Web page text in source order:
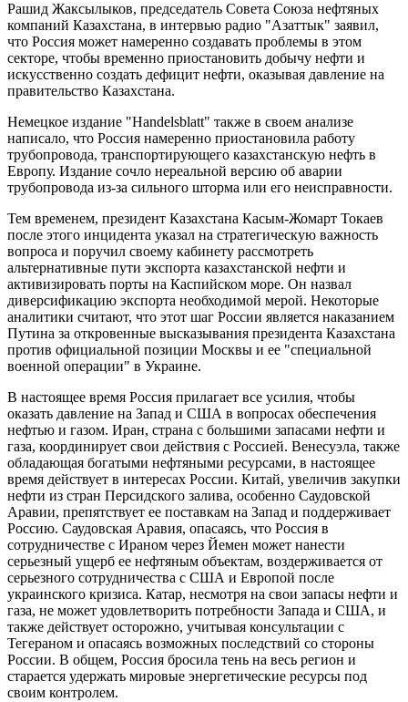
Рашид Жаксылыков, председатель Совета Союза нефтяных
компаний Казахстана, в интервью радио "Азаттык" заявил,
что Россия может намеренно создавать проблемы в этом
секторе, чтобы временно приостановить добычу нефти и
искусственно создать дефицит нефти, оказывая давление на
правительство Казахстана.
Немецкое издание "Handelsblatt" также в своем анализе
написало, что Россия намеренно приостановила работу
трубопровода, транспортирующего казахстанскую нефть в
Европу. Издание сочло нереальной версию об аварии
трубопровода из-за сильного шторма или его неисправности.
Тем временем, президент Казахстана Касым-Жомарт Токаев
после этого инцидента указал на стратегическую важность
вопроса и поручил своему кабинету рассмотреть
альтернативные пути экспорта казахстанской нефти и
активизировать порты на Каспийском море. Он назвал
диверсификацию экспорта необходимой мерой. Некоторые
аналитики считают, что этот шаг России является наказанием
Путина за откровенные высказывания президента Казахстана
против официальной позиции Москвы и ее "специальной
военной операции" в Украине.
В настоящее время Россия прилагает все усилия, чтобы
оказать давление на Запад и США в вопросах обеспечения
нефтью и газом. Иран, страна с большими запасами нефти и
газа, координирует свои действия с Россией. Венесуэла, также
обладающая богатыми нефтяными ресурсами, в настоящее
время действует в интересах России. Китай, увеличив закупки
нефти из стран Персидского залива, особенно Саудовской
Аравии, препятствует ее поставкам на Запад и поддерживает
Россию. Саудовская Аравия, опасаясь, что Россия в
сотрудничестве с Ираном через Йемен может нанести
серьезный ущерб ее нефтяным объектам, воздерживается от
серьезного сотрудничества с США и Европой после
украинского кризиса. Катар, несмотря на свои запасы нефти и
газа, не может удовлетворить потребности Запада и США, и
также действует осторожно, учитывая консультации с
Тегераном и опасаясь возможных последствий со стороны
России. В общем, Россия бросила тень на весь регион и
старается удержать мировые энергетические ресурсы под
своим контролем.